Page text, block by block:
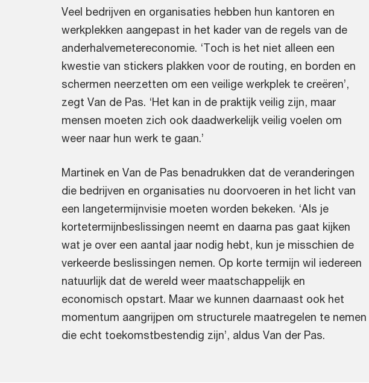
Veel bedrijven en organisaties hebben hun kantoren en
werkplekken aangepast in het kader van de regels van de
anderhalvemetereconomie. ‘Toch is het niet alleen een
kwestie van stickers plakken voor de routing, en borden en
schermen neerzetten om een veilige werkplek te creëren’,
zegt Van de Pas. ‘Het kan in de praktijk veilig zijn, maar
mensen moeten zich ook daadwerkelijk veilig voelen om
weer naar hun werk te gaan.’
Martinek en Van de Pas benadrukken dat de veranderingen
die bedrijven en organisaties nu doorvoeren in het licht van
een langetermijnvisie moeten worden bekeken. ‘Als je
kortetermijnbeslissingen neemt en daarna pas gaat kijken
wat je over een aantal jaar nodig hebt, kun je misschien de
verkeerde beslissingen nemen. Op korte termijn wil iedereen
natuurlijk dat de wereld weer maatschappelijk en
economisch opstart. Maar we kunnen daarnaast ook het
momentum aangrijpen om structurele maatregelen te nemen
die echt toekomstbestendig zijn’, aldus Van der Pas.